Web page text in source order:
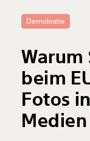
0Treffer
Demokratie
Warum
beim
Fotos